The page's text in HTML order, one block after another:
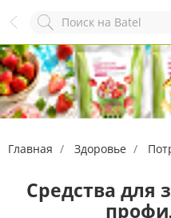
Назад
Комментарий
Главная Здоровье
Средства для
Служба
Появился вопрос?
+7